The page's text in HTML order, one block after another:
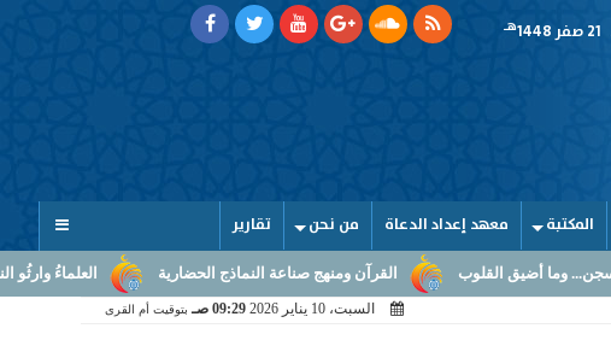
هـ
المكتبة معهد إعداد الدعاة من نحن تقارير
العلماءُ وارثُو النبوّة: من بلاغ الرسالة القرآن ومنهج صناعة النماذج الحضارية
السبت، 10 يناير 2026 09:29 صـ بتوقيت أم القرى